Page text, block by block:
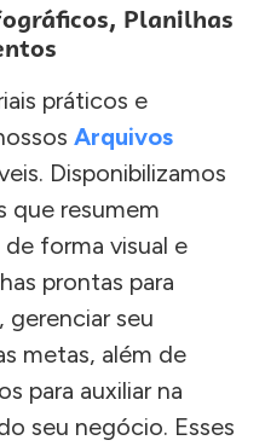
Planilhas
práticos e
Arquivos
Disponibilizamos
que resumem
forma visual e
prontas para
gerenciar seu
metas, além de
para auxiliar na
seu negócio. Esses